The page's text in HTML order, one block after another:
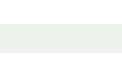
Mail oder WhatsApp. Unser
Ihrer Terrasse und Ihren